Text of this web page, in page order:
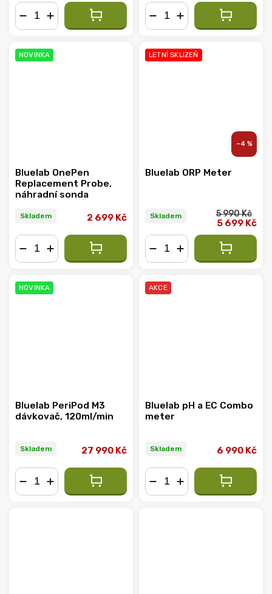
NOVINKA
Bluelab OnePen
Replacement Probe,
náhradní sonda
Skladem 2 699 Kč
LETNÍ SKLIZEŇ
–4 %
Bluelab ORP Meter
Skladem 5 990 Kč
5 699 Kč
NOVINKA
Bluelab PeriPod M3
dávkovač, 120ml/min
Skladem 27 990 Kč
AKCE
Bluelab pH a EC Combo
meter
Skladem 6 990 Kč